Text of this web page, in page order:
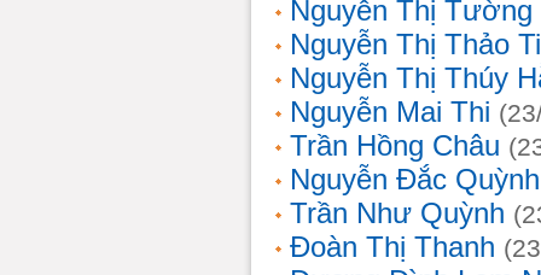
Nguyễn Thị Tường
Nguyễn Thị Thảo
Nguyễn Thị Thúy
Nguyễn Mai Thi
Trần Hồng Châu
Nguyễn Đắc
Trần Như Quỳnh
Đoàn Thị Thanh